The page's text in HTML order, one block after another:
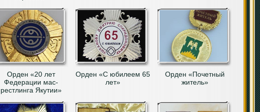
Орден «20 лет
Федерации мас-
рестлинга Якутии»
Орден «С юбилеем 65
лет»
Орден «Почетный
житель»